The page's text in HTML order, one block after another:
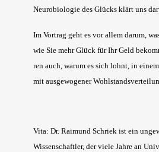
Neu­ro­bio­lo­gie des Glücks klärt uns
Im Vor­trag geht es vor allem dar­um,
wie Sie mehr Glück für Ihr Geld
ren auch, war­um es sich lohnt, in
mit aus­ge­wo­ge­ner
Vita: Dr. Rai­mund Schriek ist ein
Wis­sen­schaft­ler, der vie­le Jah­re an